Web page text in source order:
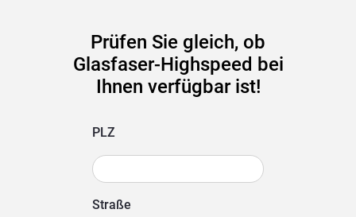
Prüfen Sie gleich, ob
Glasfaser-Highspeed bei
Ihnen verfügbar ist!
PLZ
Straße